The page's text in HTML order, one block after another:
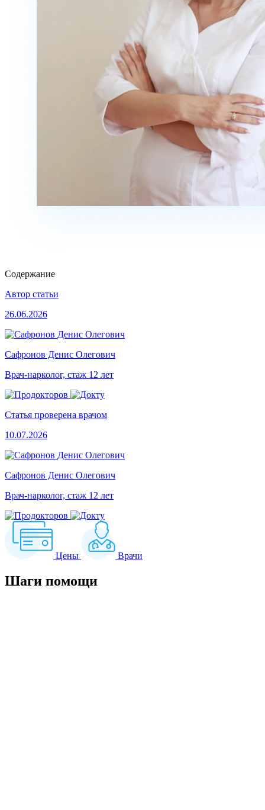
Содержание
Автор статьи
26.06.2026
Сафронов Денис Олегович
Врач-нарколог, стаж 12 лет
Статья проверена врачом
10.07.2026
Сафронов Денис Олегович
Врач-нарколог, стаж 12 лет
Цены Врачи
Шаги помощи